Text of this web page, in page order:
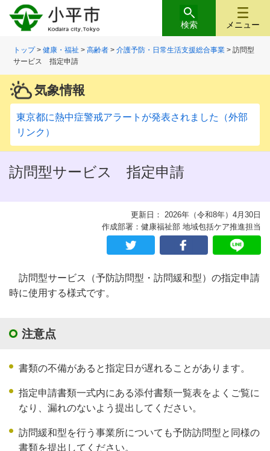
メニュー
検索
トップ>健康・福祉 >高齢者 >介護予防・日常生活支援総合事業 > 訪問型
サービス 指定申請
気象情報
東京都に熱中症警戒アラートが発表されました（外部
リンク）
訪問型サービス 指定申請
更新日： 2026年（令和8年）4月30日
作成部署：健康福祉部 地域包括ケア推進担当
訪問型サービス（予防訪問型・訪問緩和型）の指定申請
時に使用する様式です。
注意点
書類の不備があると指定日が遅れることがあります。
指定申請書類一式内にある添付書類一覧表をよくご覧に
なり、漏れのないよう提出してください。
訪問緩和型を行う事業所についても予防訪問型と同様の
書類を提出してください。